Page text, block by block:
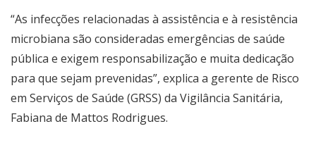
“As infecções relacionadas à assistência e à resistência
microbiana são consideradas emergências de saúde
pública e exigem responsabilização e muita dedicação
para que sejam prevenidas”, explica a gerente de Risco
em Serviços de Saúde (GRSS) da Vigilância Sanitária,
Fabiana de Mattos Rodrigues.